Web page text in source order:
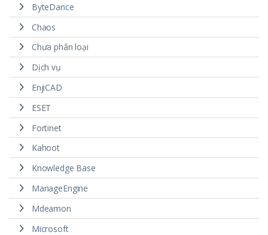
ByteDance
Chaos
Chưa phân loại
Dịch vụ
EnjiCAD
ESET
Fortinet
Kahoot
Knowledge Base
ManageEngine
Mdeamon
Microsoft